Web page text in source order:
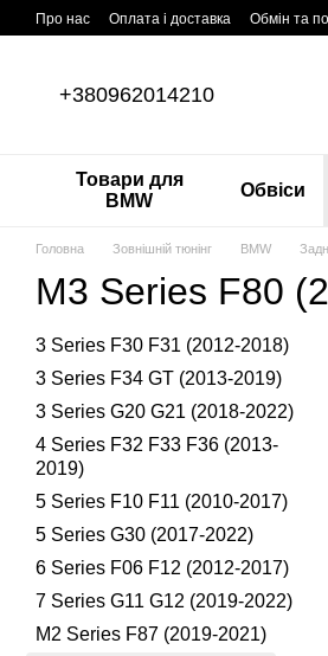
Перейти до основного контенту
Про нас Оплата і доставка Обмін та
+380962014210
Товари для
BMW
Обвіси
Головна Зовнішній тюнінг BMW
M3 Series F80
3 Series F30 F31 (2012-2018)
3 Series F34 GT (2013-2019)
3 Series G20 G21 (2018-2022)
4 Series F32 F33 F36 (2013-
2019)
5 Series F10 F11 (2010-2017)
5 Series G30 (2017-2022)
6 Series F06 F12 (2012-2017)
7 Series G11 G12 (2019-2022)
M2 Series F87 (2019-2021)